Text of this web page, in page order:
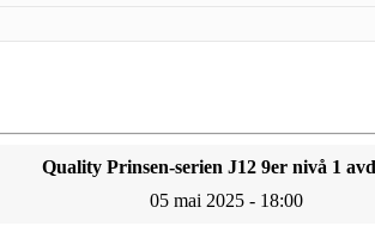
Quality Prinsen-serien J12 9er nivå 1
05 mai 2025 - 18:00